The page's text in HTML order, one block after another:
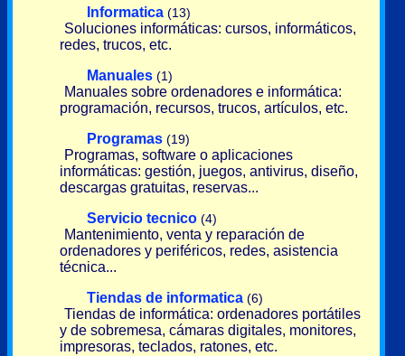
Informatica (13)
Soluciones informáticas: cursos, informáticos,
redes, trucos, etc.
Manuales (1)
Manuales sobre ordenadores e informática:
programación, recursos, trucos, artículos, etc.
Programas (19)
Programas, software o aplicaciones
informáticas: gestión, juegos, antivirus, diseño,
descargas gratuitas, reservas...
Servicio tecnico (4)
Mantenimiento, venta y reparación de
ordenadores y periféricos, redes, asistencia
técnica...
Tiendas de informatica (6)
Tiendas de informática: ordenadores portátiles
y de sobremesa, cámaras digitales, monitores,
impresoras, teclados, ratones, etc.